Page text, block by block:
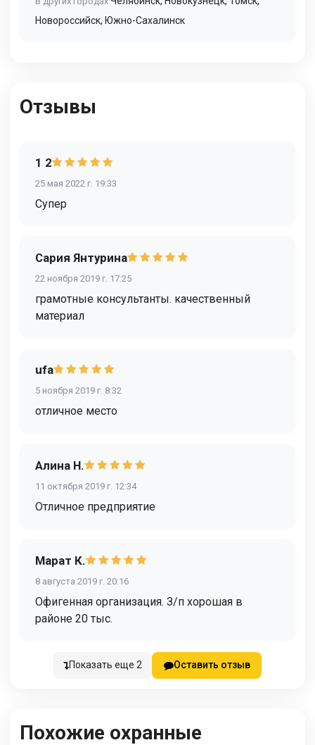
Новороссийск, Южно-Сахалинск
Отзывы
1 2
25 мая 2022 г. 19:33
Супер
Сария Янтурина
22 ноября 2019 г. 17:25
грамотные консультанты. качественный
материал
ufa
5 ноября 2019 г. 8:32
отличное место
Алина Н.
11 октября 2019 г. 12:34
Отличное предприятие
Марат К.
8 августа 2019 г. 20:16
Офигенная организация. З/п хорошая в
районе 20 тыс.
Показать еще 2 Оставить отзыв
Похожие охранные